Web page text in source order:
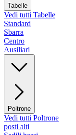
Tabelle
Vedi tutti Tabelle
Standard
Sbarra
Centro
Ausiliari
Poltrone
Vedi tutti Poltrone
posti alti